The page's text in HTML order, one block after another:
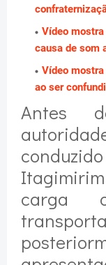
Vídeo
causa de som
Vídeo
ao ser
Antes
carga